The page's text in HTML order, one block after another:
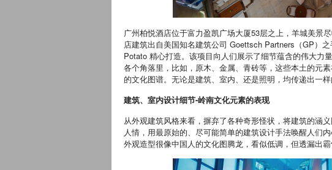
广州柏悦酒店位于富力盈凯广场大厦53层之上，羊城美景
店建筑出自美国知名建筑公司 Goettsch Partners（GP）
Potato 精心打造。该项目向人们展示了细节蕴含的伟大力
各个角落里，比如，原木、金属、青砖等，这些本土的元
的文化图谱。无论是建筑、室内、还是照明，均传递出一样
建筑、室内设计细节-岭南文化元素的表现
从外观建筑风格来看，摒弃了各种奇形怪状，将建筑的涵
人情，用最原始的、尽可能简单的建筑设计手法唤醒人们
外观造型很像中国人的文化图腾龙，看似低调，但透漏出霸